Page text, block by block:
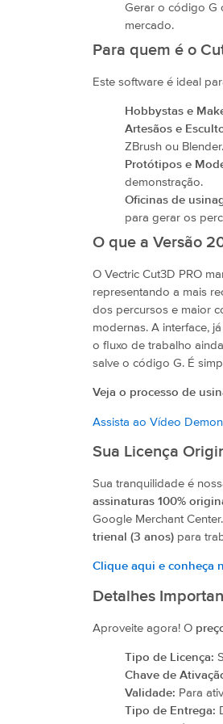
Gerar o código G
mercado.
Para quem é o
Este software é ideal
Hobbystas e
Artesãos e
ZBrush ou Blender.
Protótipos e
demonstração.
Oficinas de
para gerar os
O que a Versão
O Vectric Cut3D PRO
representando a mais
dos percursos e maior
modernas. A interface,
o fluxo de trabalho
salve o código G. É
Veja o processo de
Assista ao Vídeo
Sua Licença
Sua tranquilidade é
assinaturas 100%
Google Merchant
trienal (3 anos) para
Clique aqui e conheça
Detalhes
Aproveite agora! O
Tipo de Licença:
Chave de
Validade: Para
Tipo de Entrega: